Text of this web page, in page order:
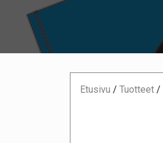
Etusivu / Tuotteet /